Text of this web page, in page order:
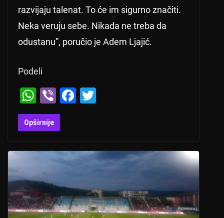
razvijaju talenat. To će im sigurno značiti.
Neka veruju sebe. Nikada ne treba da
odustanu”, poručio je Adem Ljajić.
Podeli
W
h
at
p
p
Vi
b
er
F
b
o
k
Opširnije